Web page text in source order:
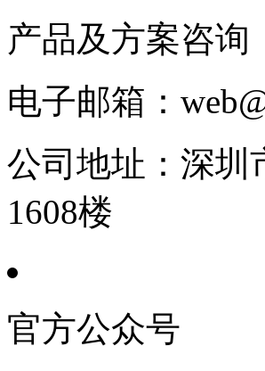
产品及方案咨询
电子邮箱：
公司地址： 深圳
1608楼
官方公众号